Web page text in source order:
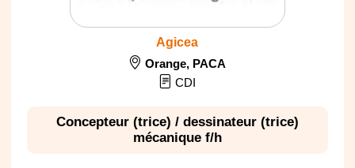
Agicea
Orange, PACA
CDI
Concepteur (trice) / dessinateur (trice)
mécanique f/h